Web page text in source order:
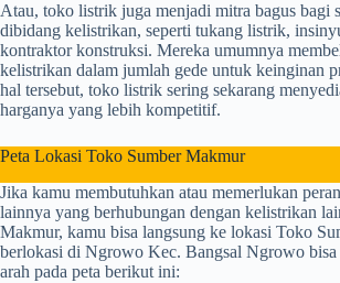
Atau, toko listrik juga menjadi mitra bagus bagi
dibidang kelistrikan, seperti tukang listrik,
kontraktor konstruksi. Mereka umumnya
kelistrikan dalam jumlah gede untuk keinginan
hal tersebut, toko listrik sering sekarang
harganya yang lebih kompetitif.
Peta Lokasi Toko Sumber Makmur
Jika kamu membutuhkan atau memerlukan
lainnya yang berhubungan dengan kelistrikan
Makmur, kamu bisa langsung ke lokasi Toko
berlokasi di Ngrowo Kec. Bangsal Ngrowo
arah pada peta berikut ini: